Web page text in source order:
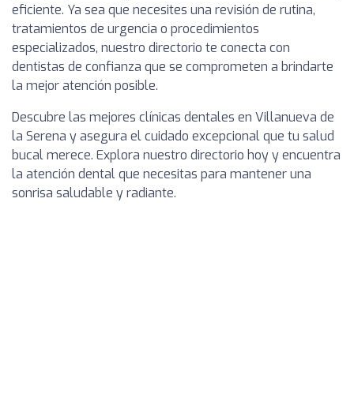
eficiente. Ya sea que necesites una revisión de rutina,
tratamientos de urgencia o procedimientos
especializados, nuestro directorio te conecta con
dentistas de confianza que se comprometen a brindarte
la mejor atención posible.
Descubre las mejores clínicas dentales en Villanueva de
la Serena y asegura el cuidado excepcional que tu salud
bucal merece. Explora nuestro directorio hoy y encuentra
la atención dental que necesitas para mantener una
sonrisa saludable y radiante.